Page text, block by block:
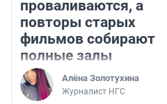
проваливаются, а
повторы старых
фильмов собирают
полные залы
Алёна Золотухина
Журналист НГС